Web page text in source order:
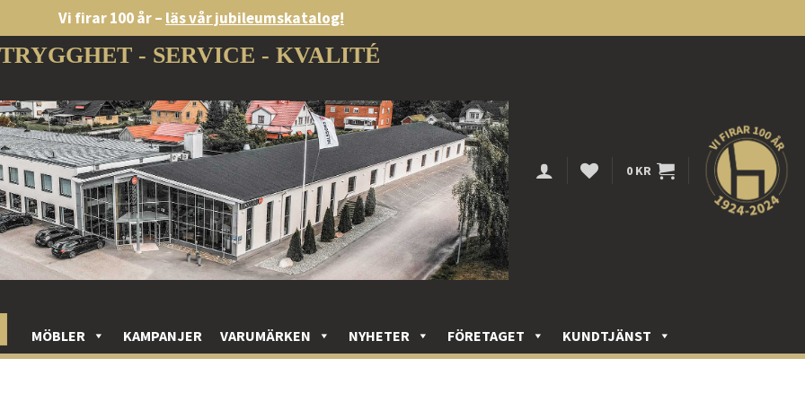
Vi firar 100 år – läs vår jubileumskatalog!
TRYGGHET - SERVICE - KVALITÉ
0 KR
MÖBLER KAMPANJER VARUMÄRKEN NYHETER FÖRETAGET KUNDTJÄNST